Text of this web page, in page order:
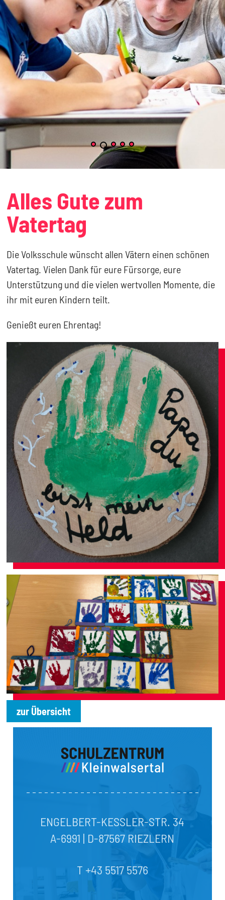
Alles Gute zum
Vatertag
Die Volksschule wünscht allen Vätern einen schönen
Vatertag. Vielen Dank für eure Fürsorge, eure
Unterstützung und die vielen wertvollen Momente, die
ihr mit euren Kindern teilt.
Genießt euren Ehrentag!
zur Übersicht
ENGELBERT-KESSLER-STR. 34
A-6991 | D-87567 RIEZLERN
T +43 5517 5576